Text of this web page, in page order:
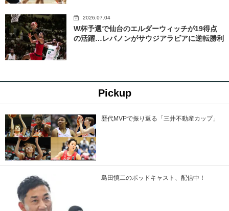
2026.07.04
W杯予選で仙台のエルダーウィッチが19得点
の活躍…レバノンがサウジアラビアに逆転勝利
Pickup
歴代MVPで振り返る「三井不動産カップ」
島田慎二のポッドキャスト、配信中！